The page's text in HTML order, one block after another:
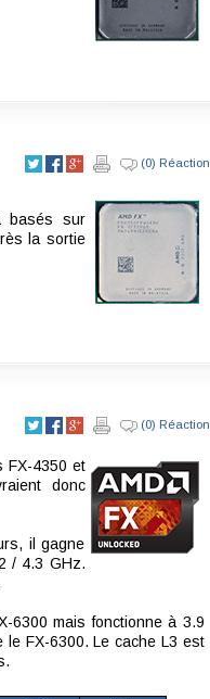
(0) Réaction
basés sur
la sortie
(0) Réaction
FX-4350 et
donc
il gagne
/ 4.3 GHz.
6300 mais fonctionne à 3.9
FX-6300. Le cache L3 est